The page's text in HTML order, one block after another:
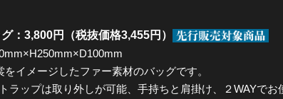
：3,800円（税抜価格3,455円）
をイメージしたファー素材のバッグです。
ラップは取り外しが可能、手持ちと肩掛け、２WAYでお